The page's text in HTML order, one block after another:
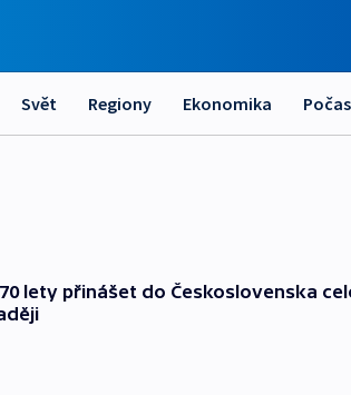
Svět Regiony Ekonomika
lety přinášet do Československa